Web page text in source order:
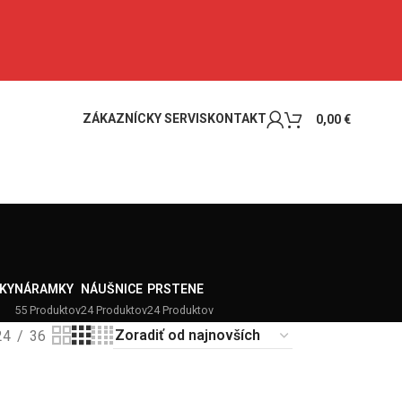
ZÁKAZNÍCKY SERVIS KONTAKT 0,00€
NÁRAMKY
55 Produktov
NÁUŠNICE
24 Produktov
PRSTENE
24 Produktov
36